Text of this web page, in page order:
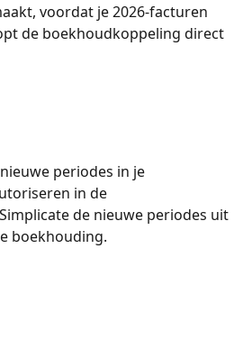
voordat je 2026-facturen
de boekhoudkoppeling direct
periodes in je
in de
de nieuwe periodes uit
boekhouding.